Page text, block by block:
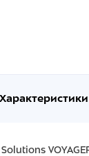
Характеристики